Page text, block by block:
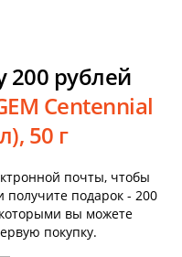
200 рублей
Centennial
50 г
почты, чтобы
получите подарок - 200
вы можете
покупку.